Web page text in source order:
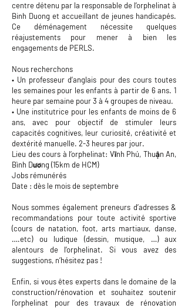
centre détenu par la responsable de l’orphelinat à
Binh Duong et accueillant de jeunes handicapés.
Ce déménagement nécessite quelques
réajustements pour mener à bien les
engagements de PERLS.
Nous recherchons
• Un professeur d’anglais pour des cours toutes
les semaines pour les enfants à partir de 6 ans. 1
heure par semaine pour 3 à 4 groupes de niveau.
• Une institutrice pour les enfants de moins de 6
ans, avec pour objectif de stimuler leurs
capacités cognitives, leur curiosité, créativité et
dextérité manuelle. 2-3 heures par jour.
Lieu des cours à l’orphelinat: Vĩnh Phú, Thuận An,
Bình Dương (15km de HCM)
Jobs rémunérés
Date : dès le mois de septembre
Nous sommes également preneurs d’adresses &
recommandations pour toute activité sportive
(cours de natation, foot, arts martiaux, danse,
….etc) ou ludique (dessin, musique, …) aux
alentours de l’orphelinat. Si vous avez des
suggestions, n’hésitez pas !
Enfin, si vous êtes experts dans le domaine de la
construction/rénovation et souhaitez soutenir
l’orphelinat pour des travaux de rénovation